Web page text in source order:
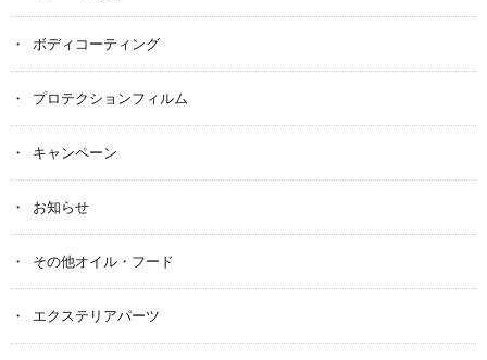
ボディコーティング
プロテクションフィルム
キャンペーン
お知らせ
その他オイル・フード
エクステリアパーツ